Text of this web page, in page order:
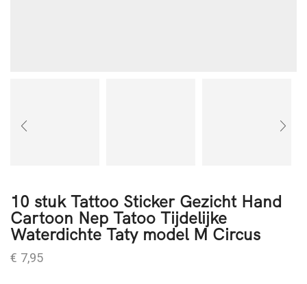
10 stuk Tattoo Sticker Gezicht Hand
Cartoon Nep Tatoo Tijdelijke
Waterdichte Taty model M Circus
€ 7,95